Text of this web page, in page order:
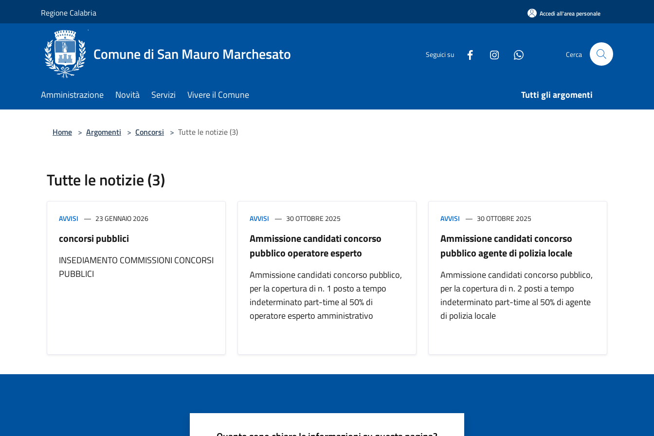
Regione Calabria Accedi all'area personale
Comune di San Mauro Marchesato Seguici su Cerca
Amministrazione Novità Servizi Vivere il Comune Tutti gli argomenti
Home > Argomenti > Concorsi > Tutte le notizie (3)
Tutte le notizie (3)
AVVISI 23 GENNAIO 2026
concorsi pubblici
INSEDIAMENTO COMMISSIONI CONCORSI
PUBBLICI
AVVISI 30 OTTOBRE 2025
Ammissione candidati concorso
pubblico operatore esperto
Ammissione candidati concorso pubblico,
per la copertura di n. 1 posto a tempo
indeterminato part-time al 50% di
operatore esperto amministrativo
AVVISI 30 OTTOBRE 2025
Ammissione candidati concorso
pubblico agente di polizia locale
Ammissione candidati concorso pubblico,
per la copertura di n. 2 posti a tempo
indeterminato part-time al 50% di agente
di polizia locale